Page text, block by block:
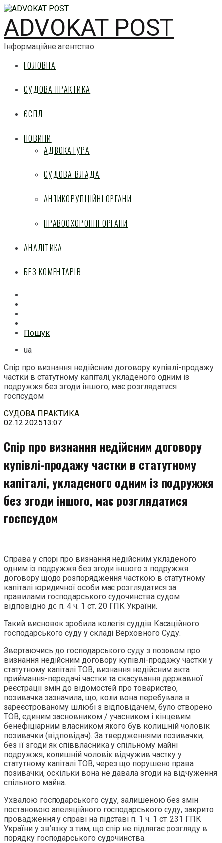
ADVOKAT POST
Інформаційне агентство
ГОЛОВНА
СУДОВА ПРАКТИКА
ЄСПЛ
НОВИНИ
АДВОКАТУРА
СУДОВА ВЛАДА
АНТИКОРУПЦІЙНІ ОРГАНИ
ПРАВООХОРОННІ ОРГАНИ
АНАЛІТИКА
БЕЗ КОМЕНТАРІВ
Пошук
ua
Спір про визнання недійсним договору купівлі-продажу
частки в статутному капіталі, укладеного одним із
подружжя без згоди іншого, має розглядатися
госпсудом
Перейти
до
СУДОВА ПРАКТИКА
02.12.202513:07
Спір про визнання недійсним договору
купівлі-продажу частки в статутному
капіталі, укладеного одним із подружжя
без згоди іншого, має розглядатися
госпсудом
Справа у спорі про визнання недійсним укладеного
одним із подружжя без згоди іншого з подружжя
договору щодо розпорядження часткою в статутному
капіталі юридичної особи має розглядатися за
правилами господарського судочинства судом
відповідно до п. 4 ч. 1 ст. 20 ГПК України.
Такий висновок зробила колегія суддів Касаційного
господарського суду у складі Верховного Суду.
Звертаючись до господарського суду з позовом про
визнання недійсним договору купівлі-продажу частки у
статутному капіталі ТОВ, визнання недійсним акта
приймання-передачі частки та скасування державної
реєстрації змін до відомостей про товариство,
позивачка зазначила, що, коли вона перебувала в
зареєстрованому шлюбі з відповідачем, було створено
ТОВ, єдиним засновником / учасником і кінцевим
бенефіціарним власником якого був колишній чоловік
позивачки (відповідач). За твердженнями позивачки,
без її згоди як співвласника у спільному майні
подружжя, колишній чоловік відчужив частку у
статутному капіталі ТОВ, через що порушено права
позивачки, оскільки вона не давала згоди на відчуження
спільного майна.
Ухвалою господарського суду, залишеною без змін
постановою апеляційного господарського суду, закрито
провадження у справі на підставі п. 1 ч. 1 ст. 231 ГПК
України у зв’язку з тим, що спір не підлягає розгляду в
порядку господарського судочинства.